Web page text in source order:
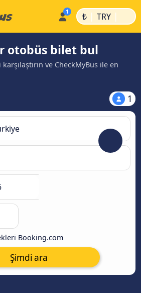
₺ | TRY |
otobüs bilet bul
ve CheckMyBus ile en
1
Booking.com
Şimdi ara